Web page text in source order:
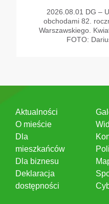
2026.08.01 DG –
obchodami 82.
Warszawskiego.
FOTO:
Aktualności
O mieście
Dla
mieszkańców
Dla biznesu
Deklaracja
dostępności